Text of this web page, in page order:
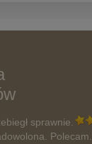
sprawnie.
Polecam.